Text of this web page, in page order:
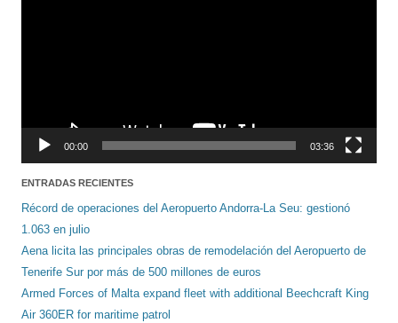
00:00 03:36
ENTRADAS RECIENTES
Récord de operaciones del Aeropuerto Andorra-La Seu: gestionó
1.063 en julio
Aena licita las principales obras de remodelación del Aeropuerto de
Tenerife Sur por más de 500 millones de euros
Armed Forces of Malta expand fleet with additional Beechcraft King
Air 360ER for maritime patrol